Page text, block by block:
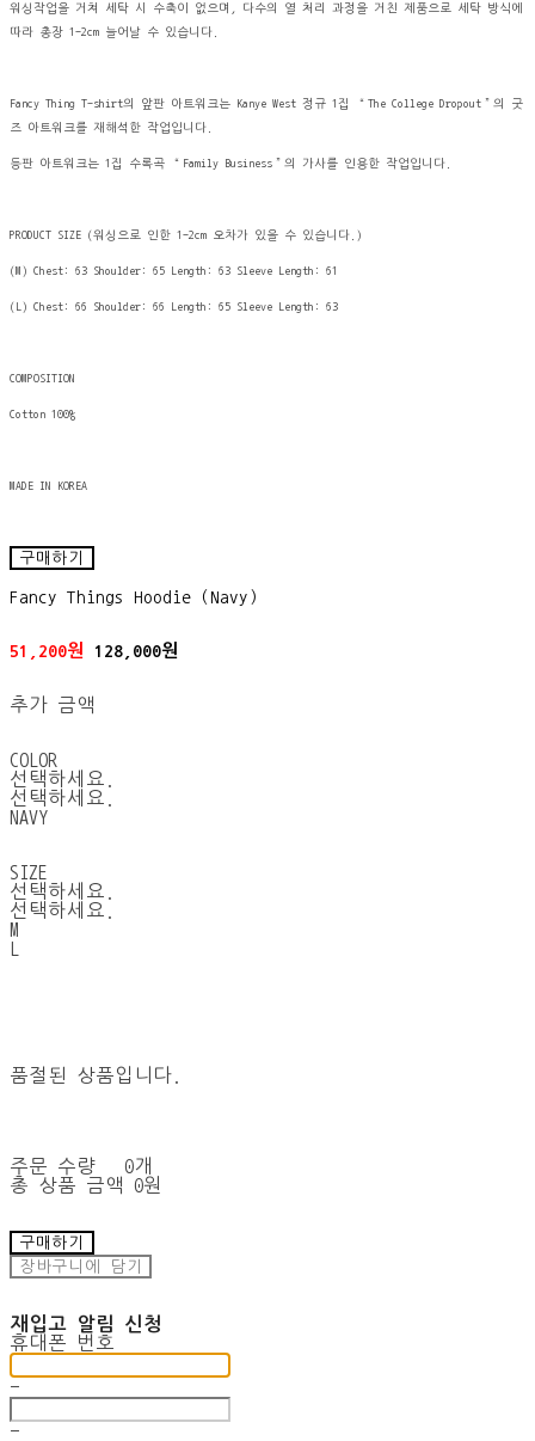
워싱작업을 거쳐 세탁 시 수축이 없으며, 다수의 열 처리 과정을 거친 제품으로 세탁 방식에
따라 총장 1-2cm 늘어날 수 있습니다.
Fancy Thing T-shirt의 앞판 아트워크는 Kanye West 정규 1집 “The College Dropout”의 굿
즈 아트워크를 재해석한 작업입니다.
등판 아트워크는 1집 수록곡 “Family Business”의 가사를 인용한 작업입니다.
PRODUCT SIZE (워싱으로 인한 1-2cm 오차가 있을 수 있습니다.)
(M) Chest: 63 Shoulder: 65 Length: 63 Sleeve Length: 61
(L) Chest: 66 Shoulder: 66 Length: 65 Sleeve Length: 63
COMPOSITION
Cotton 100%
MADE IN KOREA
구매하기
Fancy Things Hoodie (Navy)
51,200원 128,000원
추가 금액
COLOR
선택하세요.
선택하세요.
NAVY
SIZE
선택하세요.
선택하세요.
M
품절된 상품입니다.
주문 수량
0개
총 상품 금액
0원
구매하기
장바구니에 담기
재입고 알림 신청
휴대폰 번호
-
-